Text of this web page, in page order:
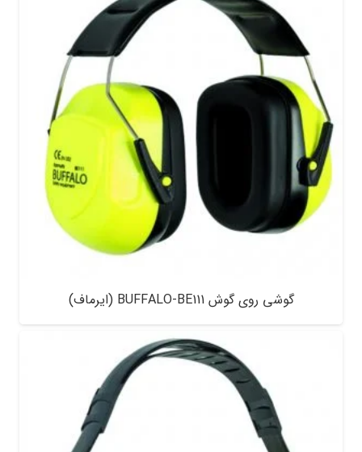
گوشی روی گوش BUFFALO-BE111 (ایرماف)